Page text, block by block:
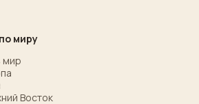
миру
мир
Восток